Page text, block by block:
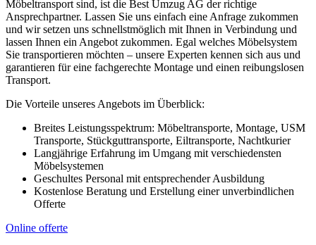
Möbeltransport sind, ist die Best Umzug AG der richtige
Ansprechpartner. Lassen Sie uns einfach eine Anfrage zukommen
und wir setzen uns schnellstmöglich mit Ihnen in Verbindung und
lassen Ihnen ein Angebot zukommen. Egal welches Möbelsystem
Sie transportieren möchten – unsere Experten kennen sich aus und
garantieren für eine fachgerechte Montage und einen reibungslosen
Transport.
Die Vorteile unseres Angebots im Überblick:
Breites Leistungsspektrum: Möbeltransporte, Montage, USM
Transporte, Stückguttransporte, Eiltransporte, Nachtkurier
Langjährige Erfahrung im Umgang mit verschiedensten
Möbelsystemen
Geschultes Personal mit entsprechender Ausbildung
Kostenlose Beratung und Erstellung einer unverbindlichen
Offerte
Online offerte